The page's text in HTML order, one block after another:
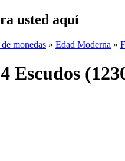
usted aquí
monedas » Edad Moderna »
Escudos